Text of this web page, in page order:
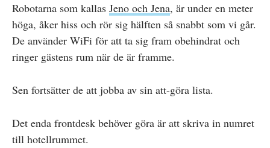
Robotarna som kallas Jeno och Jena, är under en meter
höga, åker hiss och rör sig hälften så snabbt som vi går.
De använder WiFi för att ta sig fram obehindrat och
ringer gästens rum när de är framme.
Sen fortsätter de att jobba av sin att-göra lista.
Det enda frontdesk behöver göra är att skriva in numret
till hotellrummet.